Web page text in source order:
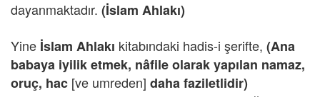
dayanmaktadır. (İslam Ahlakı)
Yine İslam Ahlakı kitabındaki hadis-i şerifte, (Ana
babaya iyilik etmek, nâfile olarak yapılan namaz,
oruç, hac [ve umreden] daha faziletlidir)